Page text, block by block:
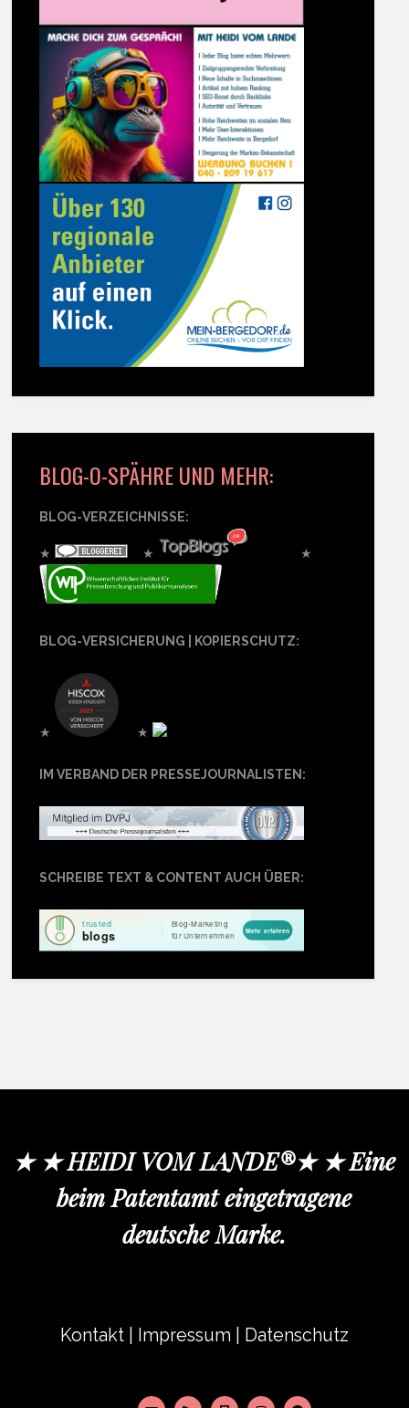
BLOG-O-SPÄHRE UND MEHR:
BLOG-VERZEICHNISSE:
★ ★ ★
BLOG-VERSICHERUNG | KOPIERSCHUTZ:
★ ★
IM VERBAND DER PRESSEJOURNALISTEN:
SCHREIBE TEXT & CONTENT AUCH ÜBER:
★ ★ HEIDI VOM LANDE®★ ★ Eine
beim Patentamt eingetragene
deutsche Marke.
Kontakt Impressum Datenschutz